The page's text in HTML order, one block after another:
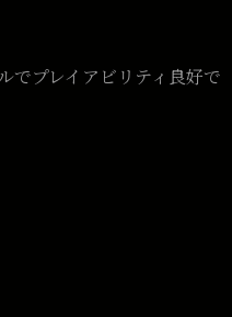
でプレイアビリティ良好で